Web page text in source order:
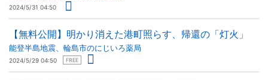
2024/5/31 04:50
【無料公開】明かり消えた港町照らす、帰還の「灯火」
能登半島地震、輪島市のにじいろ薬局
2024/5/29 04:50 FREE